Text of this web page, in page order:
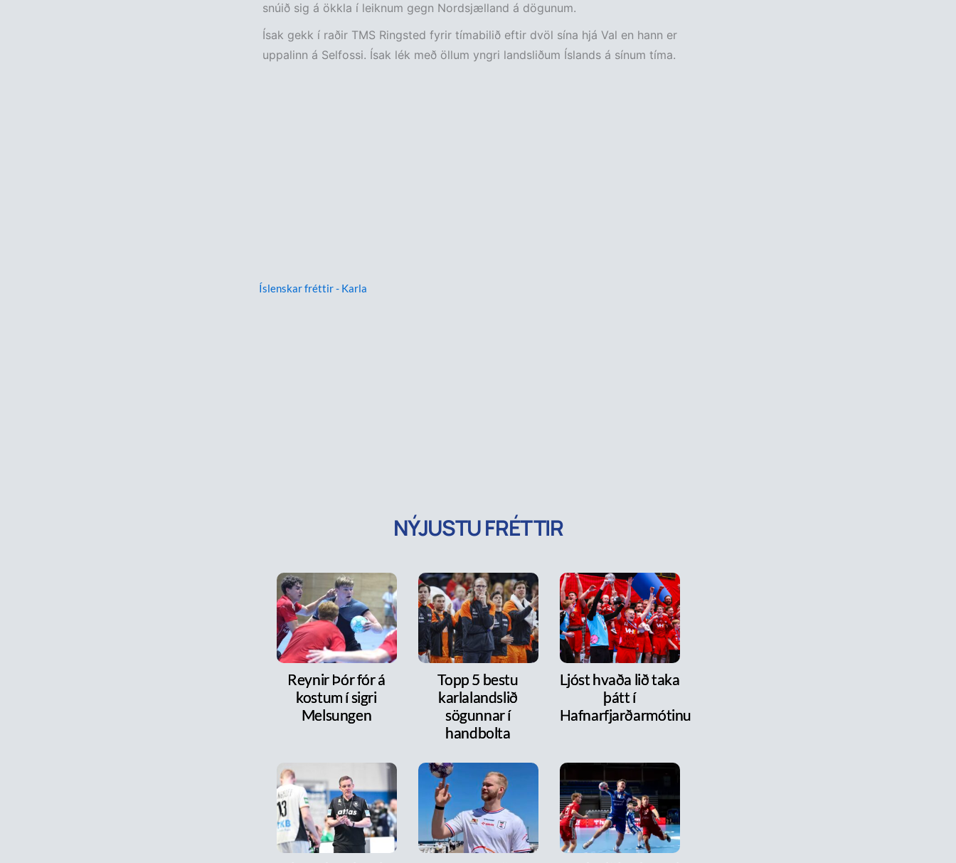
snúið sig á ökkla í leiknum gegn Nordsjælland á dögunum.
Ísak gekk í raðir TMS Ringsted fyrir tímabilið eftir dvöl sína hjá Val en hann er
uppalinn á Selfossi. Ísak lék með öllum yngri landsliðum Íslands á sínum tíma.
Íslenskar fréttir - Karla
NÝJUSTU FRÉTTIR
Reynir Þór fór á
kostum í sigri
Melsungen
Topp 5 bestu
karlalandslið
sögunnar í
handbolta
Ljóst hvaða lið taka
þátt í
Hafnarfjarðarmótinu